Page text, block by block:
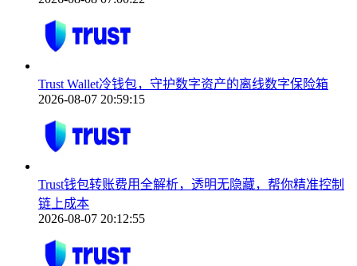
Trust Wallet冷钱包，守护数字资产的离线数字保险箱
2026-08-07 20:59:15
Trust钱包转账费用全解析，透明无隐藏，帮你精准控制
链上成本
2026-08-07 20:12:55